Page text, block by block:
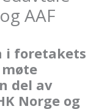
AAF
i foretakets
del av
Norge og